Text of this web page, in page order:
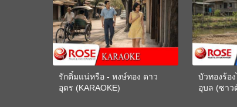
รักติ๋มแน่หรือ - หงษ์ทอง ดาว
อุดร (KARAOKE)
บัวทองร้อ
อุบล (ซาว